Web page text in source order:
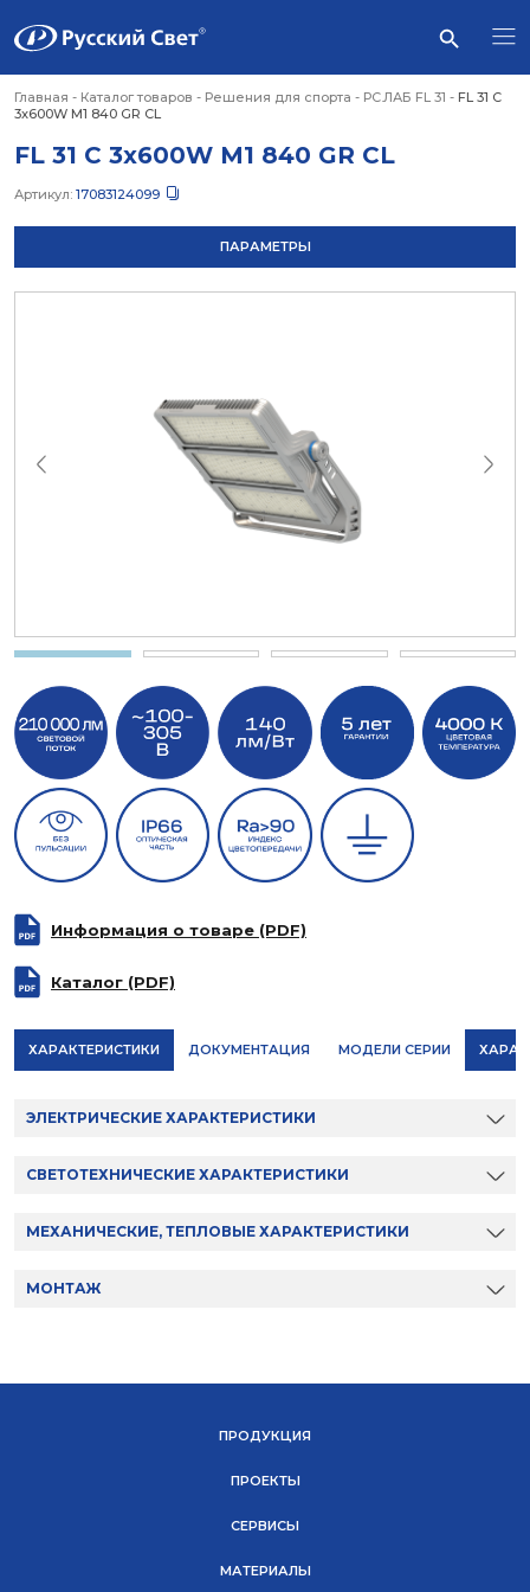
Главная - Каталог товаров - Решения для спорта - РС.ЛАБ FL 31 - FL 31 C
3x600W M1 840 GR CL
FL 31 C 3x600W M1 840 GR CL
Артикул: 17083124099
ПАРАМЕТРЫ
Информация о товаре (PDF)
Каталог (PDF)
ХАРАКТЕРИСТИКИ ДОКУМЕНТАЦИЯ МОДЕЛИ СЕРИИ
ЭЛЕКТРИЧЕСКИЕ ХАРАКТЕРИСТИКИ
СВЕТОТЕХНИЧЕСКИЕ ХАРАКТЕРИСТИКИ
МЕХАНИЧЕСКИЕ, ТЕПЛОВЫЕ ХАРАКТЕРИСТИКИ
МОНТАЖ
ПРОДУКЦИЯ
ПРОЕКТЫ
СЕРВИСЫ
МАТЕРИАЛЫ